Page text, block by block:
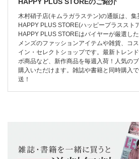
木村硝子店(キムラガラステン)の通販は、集
HAPPY PLUS STORE(ハッピープラススト
HAPPY PLUS STOREはバイヤーが厳選し
メンズのファッションアイテムや雑貨、コ
イン・セレクトショップです。最新トレン
ボ商品など、新作商品を毎週入荷！人気の
購入いただけます。雑誌や書籍と同時購入
送！